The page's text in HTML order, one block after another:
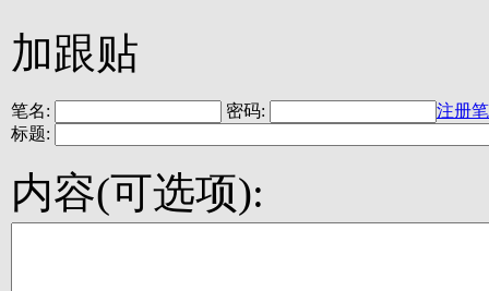
加跟贴
笔名: 密码:
注册
标题:
内容(可选项):